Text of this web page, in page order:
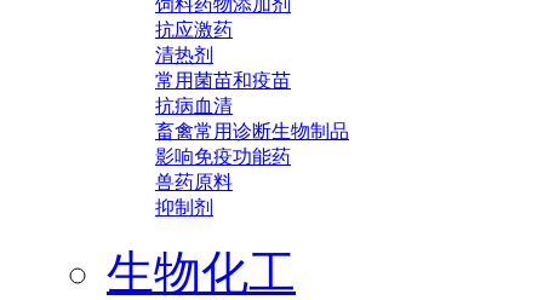
饲料药物添加剂
抗应激药
清热剂
常用菌苗和疫苗
抗病血清
畜禽常用诊断生物制品
影响免疫功能药
兽药原料
抑制剂
生物化工